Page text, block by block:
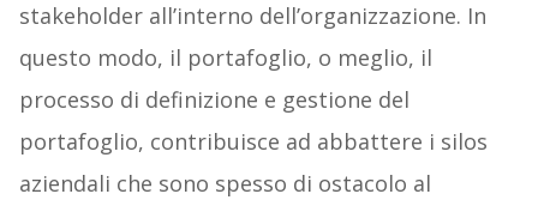
stakeholder all’interno dell’organizzazione. In
questo modo, il portafoglio, o meglio, il
processo di definizione e gestione del
portafoglio, contribuisce ad abbattere i silos
aziendali che sono spesso di ostacolo al